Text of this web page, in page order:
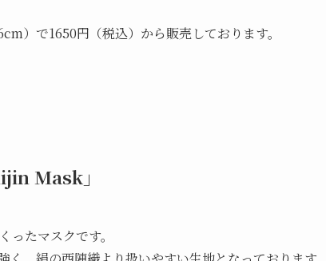
）で1650円（税込）から販売しております。
Mask」
たマスクです。